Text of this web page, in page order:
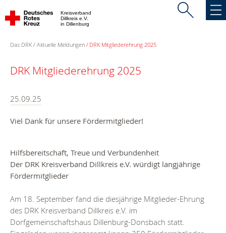
Kreisverband
Dillkreis e.V.
in Dillenburg
Das DRK Aktuelle Meldungen DRK Mitgliederehrung 2025
DRK Mitgliederehrung 2025
25.09.25
Viel Dank für unsere Fördermitglieder!
Hilfsbereitschaft, Treue und Verbundenheit
Der DRK Kreisverband Dillkreis e.V. würdigt langjährige
Fördermitglieder
Am 18. September fand die diesjährige Mitglieder-Ehrung
des DRK Kreisverband Dillkreis e.V. im
Dorfgemeinschaftshaus Dillenburg-Donsbach statt.